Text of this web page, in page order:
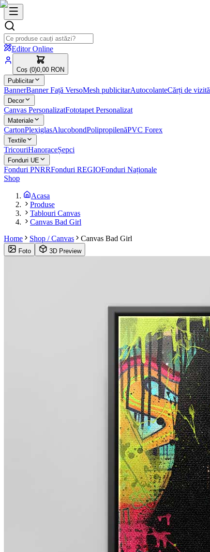
Editor Online
Coș (0)0,00 RON
Publicitar
BannerBanner Față VersoMesh publicitarAutocolanteCărți de vizită
Decor
Canvas PersonalizatFototapet Personalizat
Materiale
CartonPlexiglasAlucobondPolipropilenăPVC Forex
Textile
TricouriHanoraceȘepci
Fonduri UE
Fonduri PNRRFonduri REGIOFonduri Naționale
Shop
Acasa
Produse
Tablouri Canvas
Canvas Bad Girl
Home
Shop / Canvas Canvas Bad Girl
Foto 3D Preview